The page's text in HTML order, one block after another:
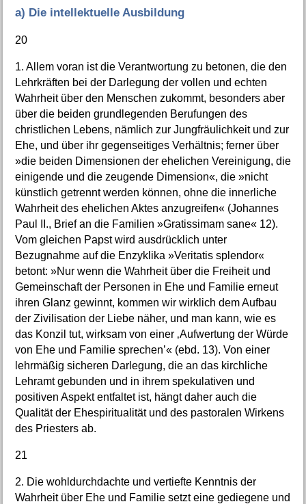
a) Die intellektuelle Ausbildung
20
1. Allem voran ist die Verantwortung zu betonen, die den
Lehrkräften bei der Darlegung der vollen und echten
Wahrheit über den Menschen zukommt, besonders aber
über die beiden grundlegenden Berufungen des
christlichen Lebens, nämlich zur Jungfräulichkeit und zur
Ehe, und über ihr gegenseitiges Verhältnis; ferner über
»die beiden Dimensionen der ehelichen Vereinigung, die
einigende und die zeugende Dimension«, die »nicht
künstlich getrennt werden können, ohne die innerliche
Wahrheit des ehelichen Aktes anzugreifen« (Johannes
Paul II., Brief an die Familien »Gratissimam sane« 12).
Vom gleichen Papst wird ausdrücklich unter
Bezugnahme auf die Enzyklika »Veritatis splendor«
betont: »Nur wenn die Wahrheit über die Freiheit und
Gemeinschaft der Personen in Ehe und Familie erneut
ihren Glanz gewinnt, kommen wir wirklich dem Aufbau
der Zivilisation der Liebe näher, und man kann, wie es
das Konzil tut, wirksam von einer ‚Aufwertung der Würde
von Ehe und Familie sprechen’« (ebd. 13). Von einer
lehrmäßig sicheren Darlegung, die an das kirchliche
Lehramt gebunden und in ihrem spekulativen und
positiven Aspekt entfaltet ist, hängt daher auch die
Qualität der Ehespiritualität und des pastoralen Wirkens
des Priesters ab.
21
2. Die wohldurchdachte und vertiefte Kenntnis der
Wahrheit über Ehe und Familie setzt eine gediegene und